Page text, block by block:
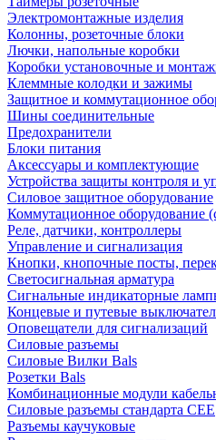
Электромонтажные изделия
Колонны, розеточные блоки
Лючки, напольные коробки
Коробки установочные и
Клеммные колодки и зажимы
Защитное и коммутационное
Шины соединительные
Предохранители
Блоки питания
Аксессуары и комплектующие
Устройства защиты контроля и
Силовое защитное оборудование
Коммутационное оборудование
Реле, датчики, контроллеры
Управление и сигнализация
Кнопки, кнопочные посты,
Светосигнальная арматура
Сигнальные индикаторные
Концевые и путевые
Оповещатели для сигнализаций
Силовые разъемы
Силовые Вилки Bals
Розетки Bals
Комбинационные модули
Силовые разъемы стандарта CEE
Разъемы каучуковые